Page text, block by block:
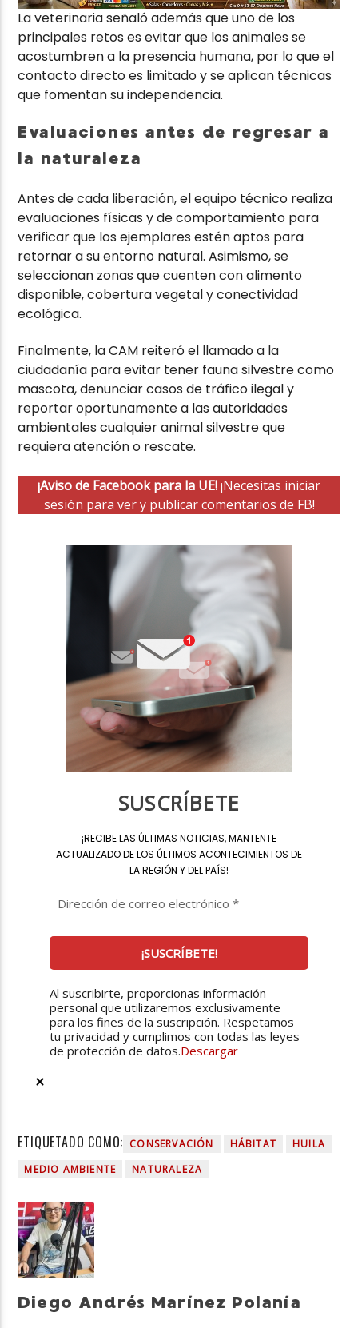
La veterinaria señaló además que uno de los
principales retos es evitar que los animales se
acostumbren a la presencia humana, por lo que el
contacto directo es limitado y se aplican técnicas
que fomentan su independencia.
Evaluaciones antes de regresar a
la naturaleza
Antes de cada liberación, el equipo técnico realiza
evaluaciones físicas y de comportamiento para
verificar que los ejemplares estén aptos para
retornar a su entorno natural. Asimismo, se
seleccionan zonas que cuenten con alimento
disponible, cobertura vegetal y conectividad
ecológica.
Finalmente, la CAM reiteró el llamado a la
ciudadanía para evitar tener fauna silvestre como
mascota, denunciar casos de tráfico ilegal y
reportar oportunamente a las autoridades
ambientales cualquier animal silvestre que
requiera atención o rescate.
¡Aviso de Facebook para la UE!¡Necesitas iniciar
sesión para ver y publicar comentarios de FB!
SUSCRÍBETE
¡RECIBE LAS ÚLTIMAS NOTICIAS, MANTENTE
ACTUALIZADO DE LOS ÚLTIMOS ACONTECIMIENTOS DE
LA REGIÓN Y DEL PAÍS!
Al suscribirte, proporcionas información
personal que utilizaremos exclusivamente
para los fines de la suscripción. Respetamos
tu privacidad y cumplimos con todas las leyes
de protección de datos.Descargar
ETIQUETADO COMO: CONSERVACIÓN HÁBITAT
HUILA
MEDIO AMBIENTE
NATURALEZA
Diego Andrés Marínez Polanía